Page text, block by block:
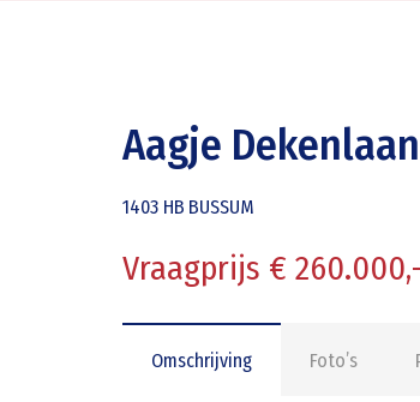
Aagje
1403 HB BUSSUM
Vraagprijs €
Omschrijving Foto’s